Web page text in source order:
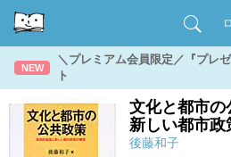
NEW
＼プレミアム会員限定／『プレ
ト
文化と都市の
新しい都市政
後藤和子